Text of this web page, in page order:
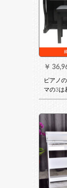
￥
ピアノ
マの3は
の成人
のピア
りの弾(
ド)を試
す。